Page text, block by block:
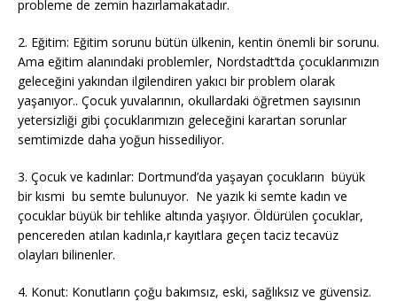
probleme de zemin hazırlamakatadır.
2. Eğitim: Eğitim sorunu bütün ülkenin, kentin önemli bir sorunu.
Ama eğitim alanındaki problemler, Nordstadt’tda çocuklarımızın
geleceğini yakından ilgilendiren yakıcı bir problem olarak
yaşanıyor.. Çocuk yuvalarının, okullardaki öğretmen sayısının
yetersizliği gibi çocuklarımızın geleceğini karartan sorunlar
semtimizde daha yoğun hissediliyor.
3. Çocuk ve kadınlar: Dortmund’da yaşayan çocukların büyük
bir kısmi bu semte bulunuyor. Ne yazık ki semte kadın ve
çocuklar büyük bir tehlike altında yaşıyor. Öldürülen çocuklar,
pencereden atılan kadınla,r kayıtlara geçen taciz tecavüz
olayları bilinenler.
4. Konut: Konutların çoğu bakımsız, eski, sağlıksız ve güvensiz.